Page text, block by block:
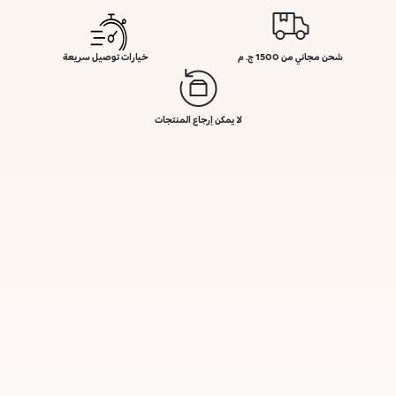
شحن مجاني من 1500 ج. م خيارات توصيل سريعة
لا يمكن إرجاع المنتجات